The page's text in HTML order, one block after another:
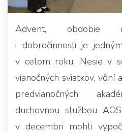
Advent, obdobie
i dobročinnosti je
v celom roku. Nesie v
vianočných sviatkov, vôní
predvianočných
duchovnou službou
v decembri mohli